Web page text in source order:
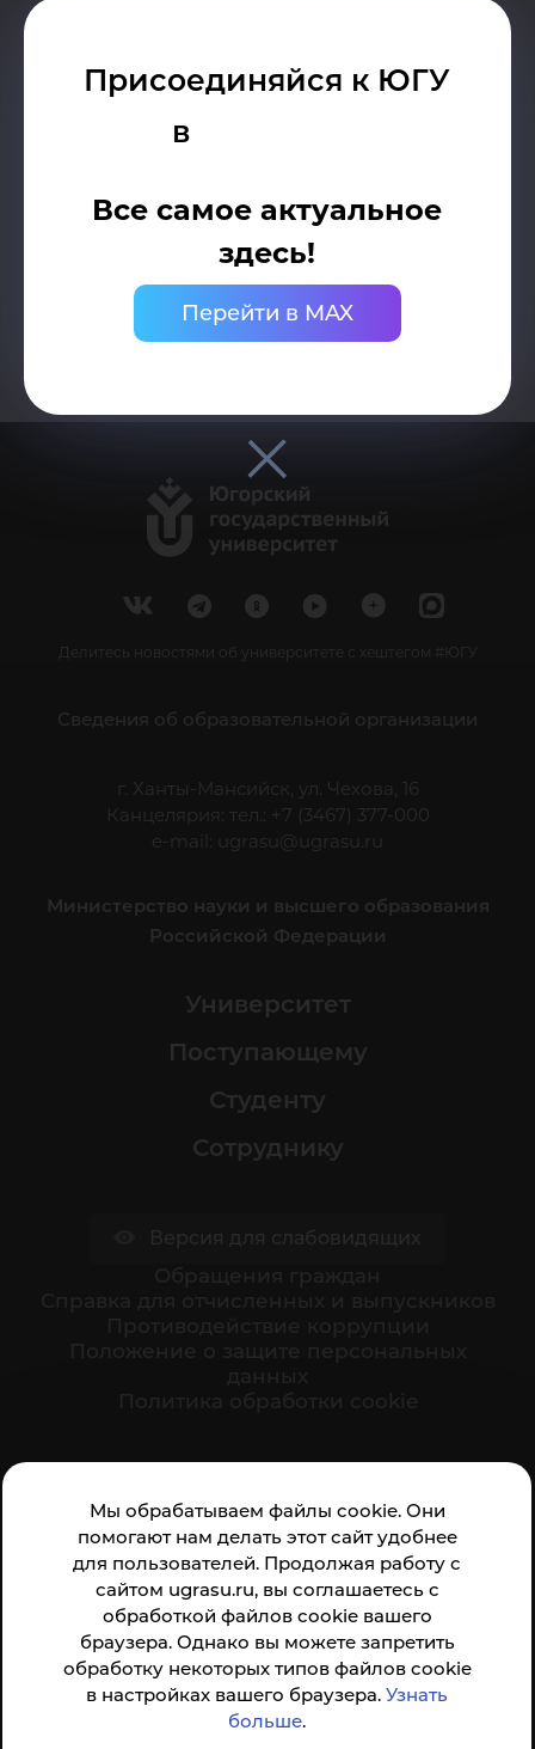
Мы обрабатываем файлы cookie. Они
помогают нам делать этот сайт удобнее
для пользователей. Продолжая работу с
сайтом ugrasu.ru, вы соглашаетесь с
обработкой файлов cookie вашего
браузера. Однако вы можете запретить
обработку некоторых типов файлов cookie
в настройках вашего браузера.Узнать
больше.
Присоединяйся к ЮГУ
в
Все самое актуальное
здесь!
Перейти в MAX
01
Делитесь новостями об университете с хештегом #ЮГУ
Сведения об образовательной организации
г. Ханты-Мансийск, ул. Чехова, 16
Канцелярия: тел.: +7 (3467) 377-000
e-mail:
ugrasu@ugrasu.ru
Министерство науки и высшего образования
Российской Федерации
Университет
Поступающему
Студенту
Сотруднику
организации:
Анкета доступна по QR-коду, а так же по прямой
ссылке